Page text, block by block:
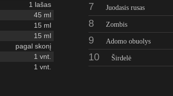
1 lašas
45 ml
15 ml
15 ml
pagal skonį
1 vnt.
1 vnt.
7 Juodasis rusas
8 Zombis
9 Adomo obuolys
10 Širdelė